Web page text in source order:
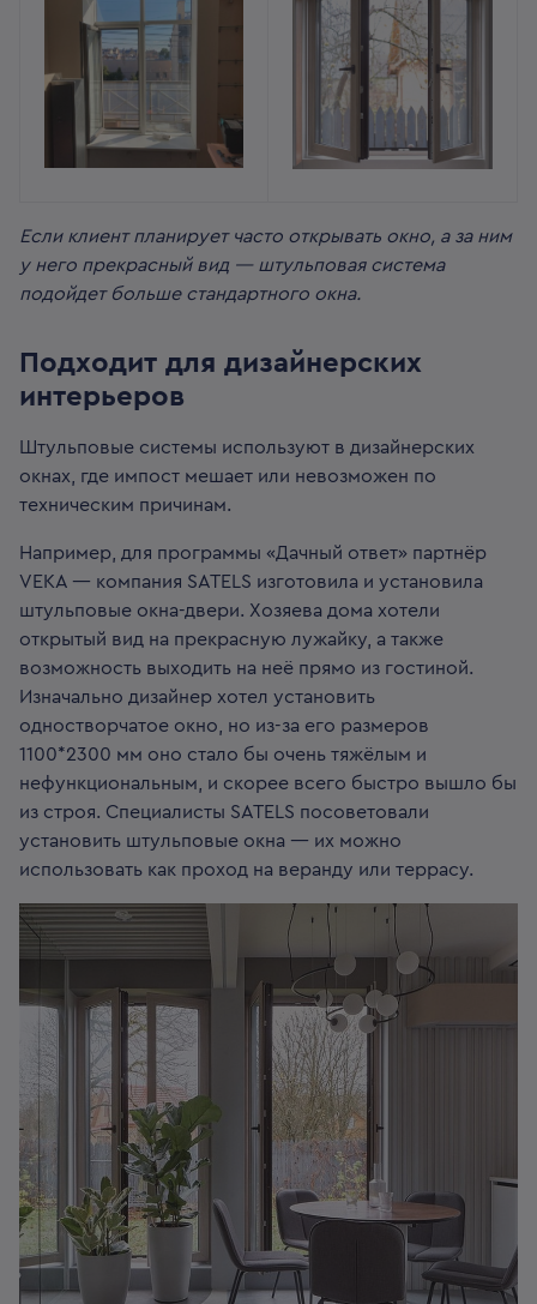
Если клиент планирует часто открывать окно, а за ним
у него прекрасный вид — штульповая система
подойдет больше стандартного окна.
Подходит для дизайнерских
интерьеров
Штульповые системы используют в дизайнерских
окнах, где импост мешает или невозможен по
техническим причинам.
Например, для программы «Дачный ответ» партнёр
VEKA — компания SATELS изготовила и установила
штульповые окна-двери. Хозяева дома хотели
открытый вид на прекрасную лужайку, а также
возможность выходить на неё прямо из гостиной.
Изначально дизайнер хотел установить
одностворчатое окно, но из-за его размеров
1100*2300 мм оно стало бы очень тяжёлым и
нефункциональным, и скорее всего быстро вышло бы
из строя. Специалисты SATELS посоветовали
установить штульповые окна — их можно
использовать как проход на веранду или террасу.